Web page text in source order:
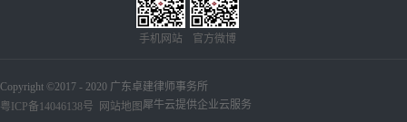
Copyright ©2017 - 2020 广东卓建律师事务所
粤ICP备14046138号 网站地图 犀牛云提供企业云服务
手机网站 官方微博